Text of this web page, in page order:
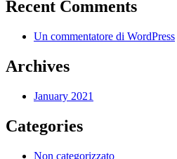
Recent Comments
Un commentatore di WordPress
Archives
January 2021
Categories
Non categorizzato